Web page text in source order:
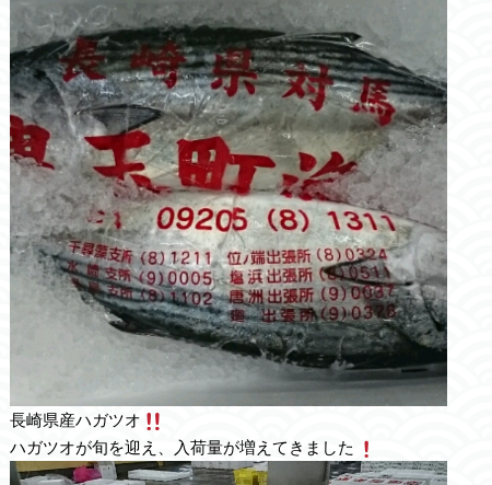
長崎県産ハガツオ
ハガツオが旬を迎え、入荷量が増えてきました